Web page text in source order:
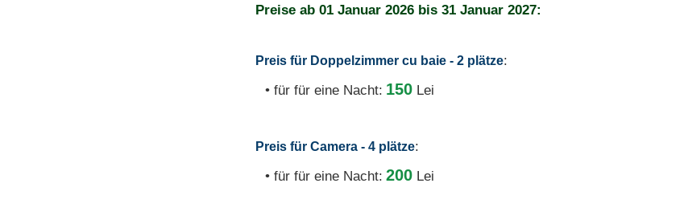
Preise ab 01 Januar 2026 bis 31 Januar 2027:
Preis für Doppelzimmer cu baie - 2 plätze:
• für für eine Nacht: 150 Lei
Preis für Camera - 4 plätze:
• für für eine Nacht: 200 Lei